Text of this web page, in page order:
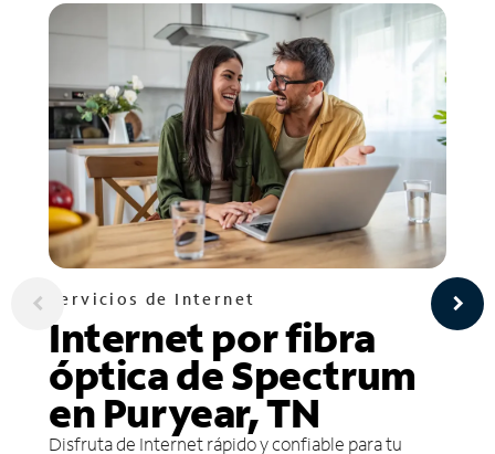
Servicios de Internet
Internet por fibra
óptica de Spectrum
en Puryear, TN
Disfruta de Internet rápido y confiable para tu